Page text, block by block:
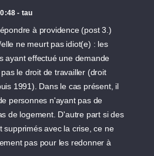
- tau
à providence (post 3.)
ne meurt pas idiot(e) : les
ayant effectué une demande
le droit de travailler (droit
1991). Dans le cas présent, il
personnes n'ayant pas de
de logement. D'autre part si des
supprimés avec la crise, ce ne
pas pour les redonner à